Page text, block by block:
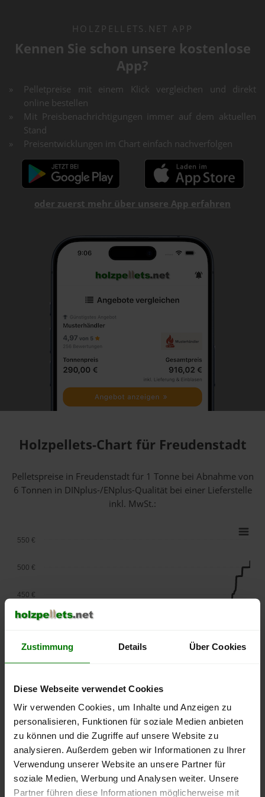
Zustimmung Details Über Cookies
Diese Webseite verwendet Cookies
Wir verwenden Cookies, um Inhalte und Anzeigen zu
personalisieren, Funktionen für soziale Medien anbieten
zu können und die Zugriffe auf unsere Website zu
analysieren. Außerdem geben wir Informationen zu Ihrer
Verwendung unserer Website an unsere Partner für
soziale Medien, Werbung und Analysen weiter. Unsere
Partner führen diese Informationen möglicherweise mit
HOLZPELLETS.NET APP
Kennen Sie schon unsere kostenlose
App?
Pelletpreise mit einem Klick vergleichen und direkt
online bestellen
Mit Preisbenachrichtigungen immer auf dem aktuellen
Stand
Preisentwicklungen im Chart einfach nachverfolgen
oder zuerst mehr über unsere App erfahren
Holzpellets-Chart für Freudenstadt
Pelletspreise in Freudenstadt für 1 Tonne bei Abnahmevon
6 Tonnen in DINplus-/ENplus-Qualität bei einer Lieferstelle
inkl. MwSt.:
lose Ware Sackware
September
2025
Januar
2026
Mai
2026
250 €
350 €
450 €
500 €
550 €
Die aktuelle Preisentwicklung für Holzpellets in Deutschland
können Sie jederzeit auf unsererPelletspreise-Seite
nachvollziehen.